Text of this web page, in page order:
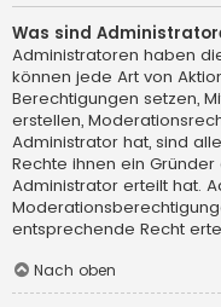
Was sind
Administratoren haben
können jede Art von
Berechtigungen setzen,
erstellen,
Administrator hat, sind
Rechte ihnen ein
Administrator erteilt hat.
entsprechende Recht
Nach oben